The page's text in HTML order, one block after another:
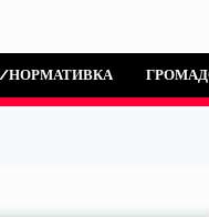
НОРМАТИВКА